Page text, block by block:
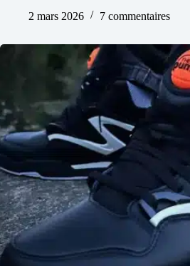
2 mars 2026
7 commentaires